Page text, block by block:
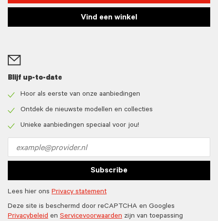
Vind een winkel
Blijf up-to-date
icon
Hoor als eerste van onze aanbiedingen
icon
Ontdek de nieuwste modellen en collecties
Unieke aanbiedingen speciaal voor jou!
address
Subscribe
Lees hier ons Privacy statement
Deze site is beschermd door reCAPTCHA en Googles
Privacybeleid en Servicevoorwaarden zijn van toepassing